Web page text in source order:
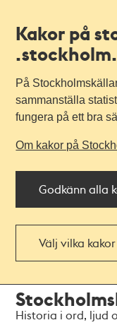
Kakor på
På
sammanställa
fungera på ett bra
Om kakor på
Godkänn alla
Välj vilka
navigationen
huvudinnehållet
Historia i ord, ljud